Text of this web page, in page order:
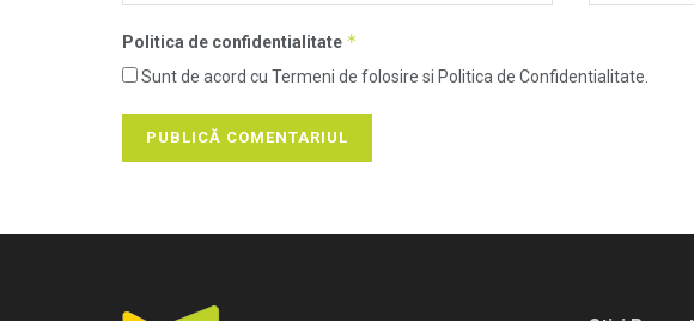
Politica de confidentialitate *
Sunt de acord cu Termeni de folosire si Politica de Confidentialitate.